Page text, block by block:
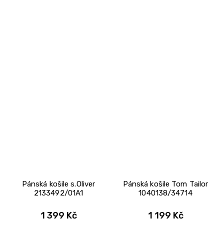
Pánská košile s.Oliver
2133492/01A1
1 399 Kč
Pánská košile Tom Tailor
1040138/34714
1 199 Kč